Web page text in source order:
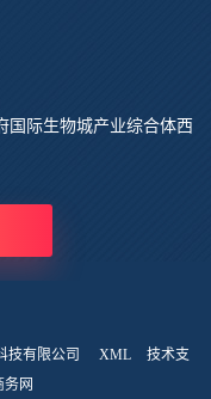
际生物城产业综合体西
技有限公司 XML
技术支
务网